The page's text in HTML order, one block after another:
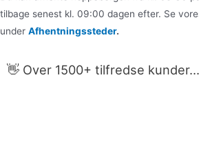
tilbage senest kl. 09:00 dagen efter. Se
under Afhentningssteder.
👋 Over 1500+ tilfredse kunder...